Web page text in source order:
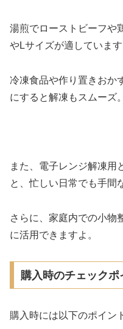
湯煎でローストビーフや
やLサイズが適しています
冷凍食品や作り置きおか
にすると解凍もスムーズ。
また、電子レンジ解凍用
と、忙しい日常でも手間
さらに、家庭内での小物
に活用できますよ。
購入時のチェックポ
購入時には以下のポイン